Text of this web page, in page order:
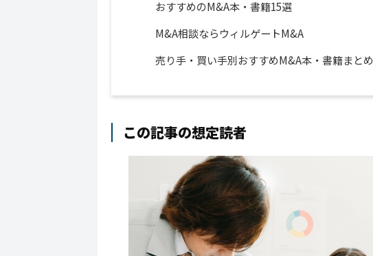
おすすめのM&A本・書籍15選
M&A相談ならウィルゲートM&A
売り手・買い手別おすすめM&A本・書籍まとめ
この記事の想定読者